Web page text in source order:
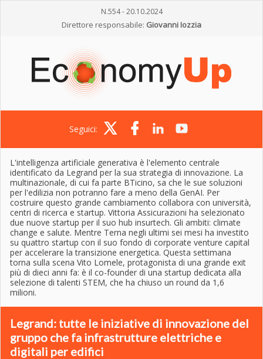
N.554 - 20.10.2024
Direttore responsabile: Giovanni Iozzia
Seguici:
L'intelligenza artificiale generativa è l'elemento centrale
identificato da Legrand per la sua strategia di innovazione. La
multinazionale, di cui fa parte BTicino, sa che le sue soluzioni
per l'edilizia non potranno fare a meno della GenAI. Per
costruire questo grande cambiamento collabora con università,
centri di ricerca e startup. Vittoria Assicurazioni ha selezionato
due nuove startup per il suo hub insurtech. Gli ambiti: climate
change e salute. Mentre Terna negli ultimi sei mesi ha investito
su quattro startup con il suo fondo di corporate venture capital
per accelerare la transizione energetica. Questa settimana
torna sulla scena Vito Lomele, protagonista di una grande exit
più di dieci anni fa: è il co-founder di una startup dedicata alla
selezione di talenti STEM, che ha chiuso un round da 1,6
milioni.
Legrand: tutte le iniziative di innovazione del
gruppo che fa infrastrutture elettriche e
digitali per edifici